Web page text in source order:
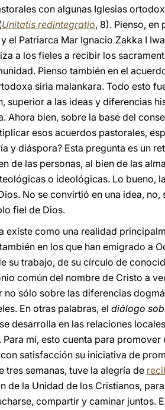
con algunas Iglesias
Unitatis redintegratio, 8). Pienso, en
el Patriarca Mar Ignacio Zakka I
a los fieles a recibir los
Pienso también en el
siria malankara. Todo esto
superior a las ideas y diferencias
Ahora bien, sobre la base del
esos acuerdos pastorales,
y diáspora? Esta pregunta es un
de las personas, al bien de las
o ideológicas. Lo bueno,
No se convirtió en una idea,
fiel de Dios.
existe como una realidad
en los que han emigrado a
su trabajo, de su círculo de
común del nombre de Cristo a
sólo sobre las diferencias
En otras palabras, el diálogo
desarrolla en las relaciones
. Para mí, esto cuenta para
satisfacción su iniciativa de
tres semanas, tuve la alegría de
la Unidad de los Cristianos,
compartir y caminar juntos.